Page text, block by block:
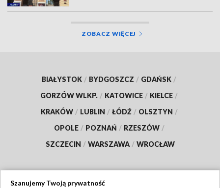
ZOBACZ WIĘCEJ
BIAŁYSTOK / BYDGOSZCZ / GDAŃSK /
GORZÓW WLKP. / KATOWICE / KIELCE /
KRAKÓW / LUBLIN / ŁÓDŹ / OLSZTYN /
OPOLE / POZNAŃ / RZESZÓW /
SZCZECIN / WARSZAWA / WROCŁAW
Szanujemy Twoją prywatność